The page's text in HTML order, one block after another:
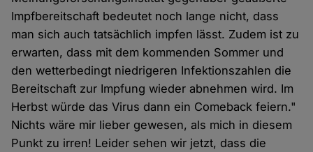
Impfbereitschaft bedeutet noch lange nicht, dass
man sich auch tatsächlich impfen lässt. Zudem ist zu
erwarten, dass mit dem kommenden Sommer und
den wetterbedingt niedrigeren Infektionszahlen die
Bereitschaft zur Impfung wieder abnehmen wird. Im
Herbst würde das Virus dann ein Comeback feiern."
Nichts wäre mir lieber gewesen, als mich in diesem
Punkt zu irren! Leider sehen wir jetzt, dass die